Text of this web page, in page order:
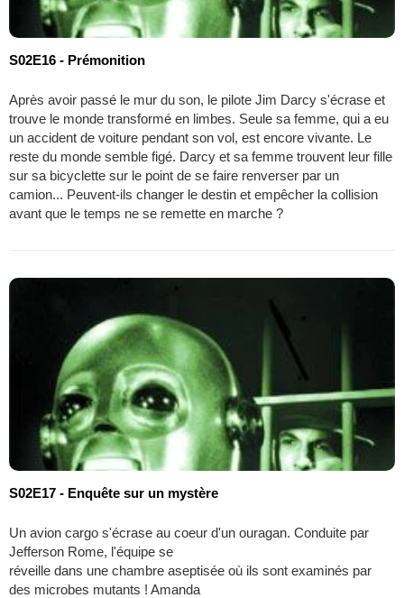
S02E16 - Prémonition
Après avoir passé le mur du son, le pilote Jim Darcy s'écrase et
trouve le monde transformé en limbes. Seule sa femme, qui a eu
un accident de voiture pendant son vol, est encore vivante. Le
reste du monde semble figé. Darcy et sa femme trouvent leur fille
sur sa bicyclette sur le point de se faire renverser par un
camion... Peuvent-ils changer le destin et empêcher la collision
avant que le temps ne se remette en marche ?
S02E17 - Enquête sur un mystère
Un avion cargo s'écrase au coeur d'un ouragan. Conduite par
Jefferson Rome, l'équipe se
réveille dans une chambre aseptisée où ils sont examinés par
des microbes mutants ! Amanda